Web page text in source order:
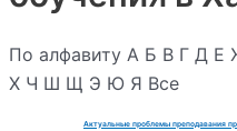
По алфавиту А Б В Г Д Е
Х Ч Ш Щ Э Ю Я Все
Актуальные проблемы преподавания